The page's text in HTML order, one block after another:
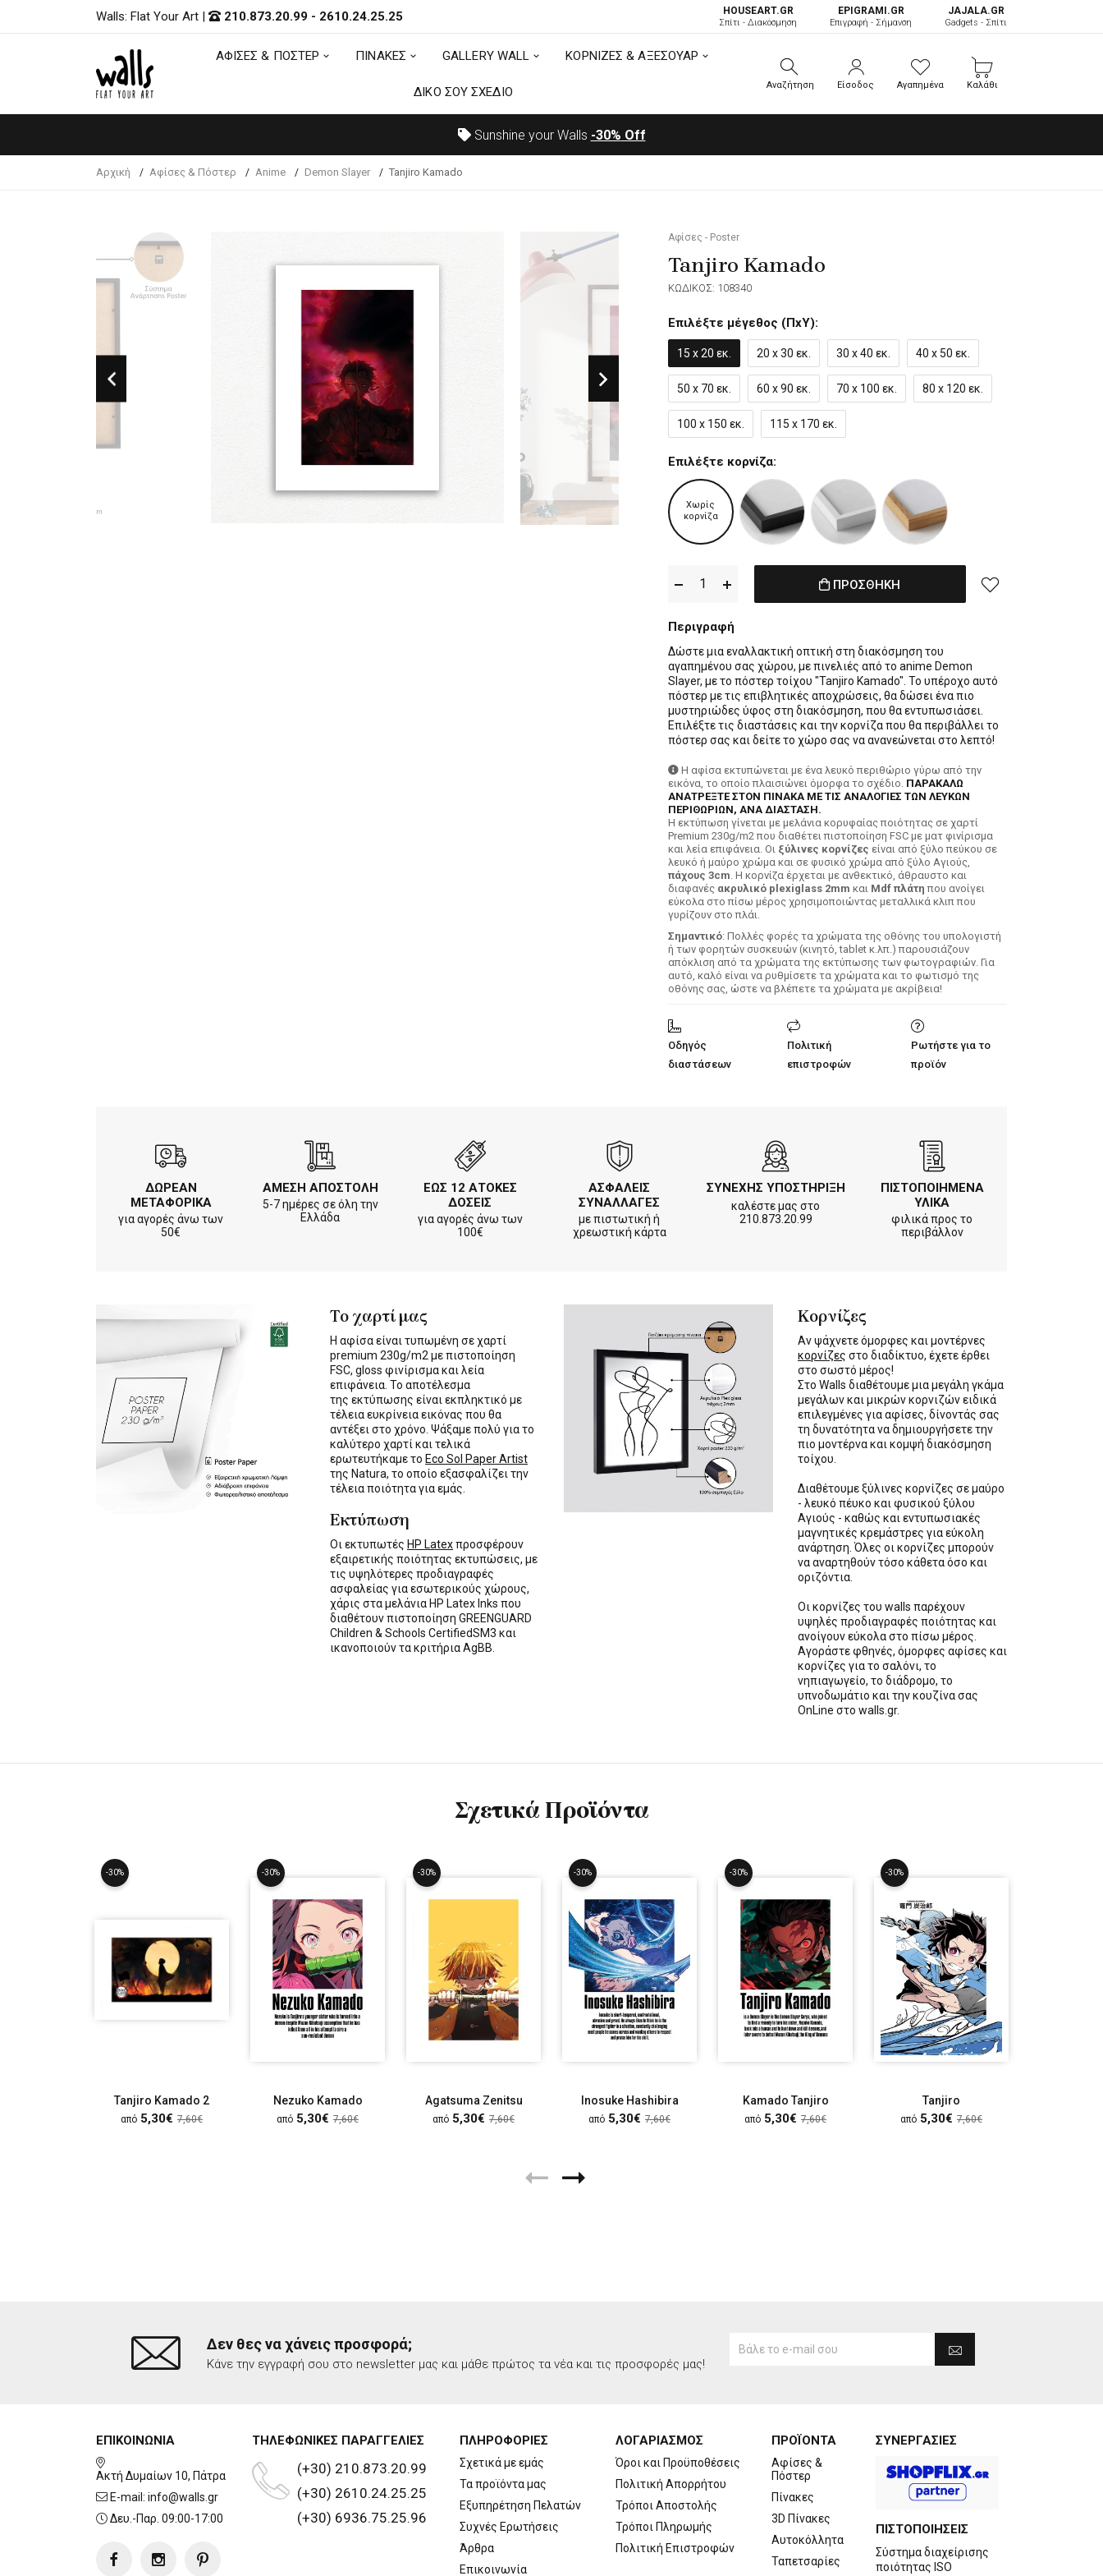
ΑΦΙΣΕΣ & ΠΟΣΤΕΡ ΠΙΝΑΚΕΣ
ΔΙΚΟ ΣΟΥ ΣΧΕΔΙΟ
Walls: Flat Your Art | 210.873.20.99 - 2610.24.25.25 HOUSEART.GR
Σπίτι - Διακόσμηση
ΕPIGRAMI.GR
Επιγραφή - Σήμανση
JAJALA.GR
Gadgets - Σπίτι
ΑΦΙΣΕΣ & ΠΟΣΤΕΡ ΠΙΝΑΚΕΣ GALLERY WALL ΚΟΡΝΙΖΕΣ & ΑΞΕΣΟΥΑΡ
ΔΙΚΟ ΣΟΥ ΣΧΕΔΙΟ Αναζήτηση Είσοδος Αγαπημένα Καλάθι
Sunshine your Walls -30% Off
Αρχική Αφίσες & Πόστερ Anime Demon Slayer Tanjiro Kamado
Αφίσες - Poster
Tanjiro Kamado
ΚΩΔΙΚΟΣ: 108340
Επιλέξτε μέγεθος (ΠxΥ):
15 x 20 εκ. 20 x 30 εκ. 30 x 40 εκ. 40 x 50 εκ.
50 x 70 εκ. 60 x 90 εκ. 70 x 100 εκ. 80 x 120 εκ.
100 x 150 εκ. 115 x 170 εκ.
Επιλέξτε κορνίζα:
Χωρίς
κορνίζα
ΠΡΟΣΘΗΚΗ
Περιγραφή
Δώστε μια εναλλακτική οπτική στη διακόσμηση του
αγαπημένου σας χώρου, με πινελιές από το anime Demon
Slayer, με το πόστερ τοίχου "Tanjiro Kamado". Το υπέροχο αυτό
πόστερ με τις επιβλητικές αποχρώσεις, θα δώσει ένα πιο
μυστηριώδες ύφος στη διακόσμηση, που θα εντυπωσιάσει.
Επιλέξτε τις διαστάσεις και την κορνίζα που θα περιβάλλει το
πόστερ σας και δείτε το χώρο σας να ανανεώνεται στο λεπτό!
Η αφίσα εκτυπώνεται με ένα λευκό περιθώριο γύρω από την
εικόνα, το οποίο πλαισιώνει όμορφα το σχέδιο. ΠΑΡΑΚΑΛΩ
ΑΝΑΤΡΕΞΤΕ ΣΤΟΝ ΠΙΝΑΚΑ ΜΕ ΤΙΣ ΑΝΑΛΟΓΙΕΣ ΤΩΝ ΛΕΥΚΩΝ
ΠΕΡΙΘΩΡΙΩΝ, ΑΝΑ ΔΙΑΣΤΑΣΗ.
H εκτύπωση γίνεται με μελάνια κορυφαίας ποιότητας σε χαρτί
Premium 230g/m2 που διαθέτει πιστοποίηση FSC με ματ φινίρισμα
και λεία επιφάνεια. Οι ξύλινες κορνίζες είναι από ξύλο πεύκου σε
λευκό ή μαύρο χρώμα και σε φυσικό χρώμα από ξύλο Αγιούς,
πάχους 3cm. Η κορνίζα έρχεται με ανθεκτικό, άθραυστο και
διαφανές ακρυλικό plexiglass 2mm και Mdf πλάτη που ανοίγει
εύκολα στο πίσω μέρος χρησιμοποιώντας μεταλλικά κλιπ που
γυρίζουν στο πλάι.
Σημαντικό: Πολλές φορές τα χρώματα της οθόνης του υπολογιστή
ή των φορητών συσκευών (κινητό, tablet κ.λπ.) παρουσιάζουν
απόκλιση από τα χρώματα της εκτύπωσης των φωτογραφιών. Για
αυτό, καλό είναι να ρυθμίσετε τα χρώματα και το φωτισμό της
οθόνης σας, ώστε να βλέπετε τα χρώματα με ακρίβεια!
Οδηγός
διαστάσεων
Πολιτική
επιστροφών
Ρωτήστε για το
προϊόν
ΔΩΡΕΑΝ
ΜΕΤΑΦΟΡΙΚΑ
για αγορές άνω των
50€
ΑΜΕΣΗ ΑΠΟΣΤΟΛΗ
5-7 ημέρες σε όλη την
Ελλάδα
ΕΩΣ 12 ΑΤΟΚΕΣ
ΔΟΣΕΙΣ
για αγορές άνω των
100€
ΑΣΦΑΛΕΙΣ
ΣΥΝΑΛΛΑΓΕΣ
με πιστωτική ή
χρεωστική κάρτα
ΣΥΝΕΧΗΣ ΥΠΟΣΤΗΡΙΞΗ
καλέστε μας στο
210.873.20.99
ΠΙΣΤΟΠΟΙΗΜΕΝΑ
ΥΛΙΚΑ
φιλικά προς το
περιβάλλον
Το χαρτί μας
Η αφίσα είναι τυπωμένη σε χαρτί
premium 230g/m2 με πιστοποίηση
FSC, gloss φινίρισμα και λεία
επιφάνεια. Το αποτέλεσμα
της εκτύπωσης είναι εκπληκτικό με
τέλεια ευκρίνεια εικόνας που θα
αντέξει στο χρόνο. Ψάξαμε πολύ για το
καλύτερο χαρτί και τελικά
ερωτευτήκαμε το Eco Sol Paper Artist
της Natura, το οποίο εξασφαλίζει την
τέλεια ποιότητα για εμάς.
Εκτύπωση
Οι εκτυπωτές HP Latexπροσφέρουν
εξαιρετικής ποιότητας εκτυπώσεις, με
τις υψηλότερες προδιαγραφές
ασφαλείας για εσωτερικούς χώρους,
χάρις στα μελάνια HP Latex Inks που
διαθέτουν πιστοποίηση GREENGUARD
Children & Schools CertifiedSM3 και
ικανοποιούν τα κριτήρια AgBB.
Κορνίζες
Αν ψάχνετε όμορφες και μοντέρνες
κορνίζες στο διαδίκτυο, έχετε έρθει
στο σωστό μέρος!
Στο Walls διαθέτουμε μια μεγάλη γκάμα
μεγάλων και μικρών κορνιζών ειδικά
επιλεγμένες για αφίσες, δίνοντάς σας
τη δυνατότητα να δημιουργήσετε την
πιο μοντέρνα και κομψή διακόσμηση
τοίχου.
Διαθέτουμε ξύλινες κορνίζες σε μαύρο
- λευκό πέυκο και φυσικού ξύλου
Αγιούς - καθώς και εντυπωσιακές
μαγνητικές κρεμάστρες για εύκολη
ανάρτηση. Όλες οι κορνίζες μπορούν
να αναρτηθούν τόσο κάθετα όσο και
οριζόντια.
Οι κορνίζες του walls παρέχουν
υψηλές προδιαγραφές ποιότητας και
ανοίγουν εύκολα στο πίσω μέρος.
Αγοράστε φθηνές, όμορφες αφίσες και
κορνίζες για το σαλόνι, το
νηπιαγωγείο, το διάδρομο, το
υπνοδωμάτιο και την κουζίνα σας
OnLine στο walls.gr.
Σχετικά Προϊόντα
-30%
Tanjiro Kamado 2
από 5,30€ 7,60€
-30%
Nezuko Kamado
από 5,30€ 7,60€
-30%
Agatsuma Zenitsu
από 5,30€ 7,60€
-30%
Inosuke Hashibira
από 5,30€ 7,60€
-30%
Kamado Tanjiro
από 5,30€ 7,60€
-30%
Tanjiro
από 5,30€ 7,60€
Δεν θες να χάνεις προσφορά;
Κάνε την εγγραφή σου στο newsletter μας και μάθε πρώτος τα νέα και τις προσφορές μας!
ΕΠΙΚΟΙΝΩΝΙΑ
Ακτή Δυμαίων 10, Πάτρα
E-mail: info@walls.gr
Δευ.-Παρ. 09:00-17:00
ΤΗΛΕΦΩΝΙΚΕΣ ΠΑΡΑΓΓΕΛΙΕΣ
(+30) 210.873.20.99
(+30) 2610.24.25.25
(+30) 6936.75.25.96
ΠΛΗΡΟΦΟΡΙΕΣ
Σχετικά με εμάς
Τα προϊόντα μας
Εξυπηρέτηση Πελατών
Συχνές Ερωτήσεις
Άρθρα
Επικοινωνία
ΛΟΓΑΡΙΑΣΜΟΣ
Όροι και Προϋποθέσεις
Πολιτική Απορρήτου
Τρόποι Αποστολής
Τρόποι Πληρωμής
Πολιτική Επιστροφών
ΠΡΟΪΟΝΤΑ
Αφίσες &
Πόστερ
Πίνακες
3D Πίνακες
Αυτοκόλλητα
Ταπετσαρίες
ΣΥΝΕΡΓΑΣΙΕΣ
ΠΙΣΤΟΠΟΙΗΣΕΙΣ
Σύστημα διαχείρισης
ποιότητας ISO